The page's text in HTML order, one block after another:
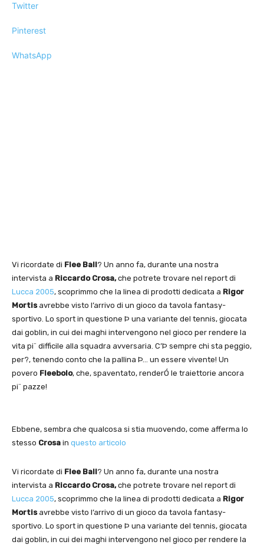
Twitter
Pinterest
WhatsApp
Vi ricordate di Flee Ball? Un anno fa, durante una nostra
intervista a Riccardo Crosa,che potrete trovare nel report di
Lucca 2005, scoprimmo che la linea di prodotti dedicata a Rigor
Mortisavrebbe visto l’arrivo di un gioco da tavola fantasy-
sportivo. Lo sport in questione Þ una variante del tennis, giocata
dai goblin, in cui dei maghi intervengono nel gioco per rendere la
vita pi¨ difficile alla squadra avversaria. C’Þ sempre chi sta peggio,
per?, tenendo conto che la pallina Þ… un essere vivente! Un
povero Fleebolo, che, spaventato, renderÓ le traiettorie ancora
pi¨ pazze!
Ebbene, sembra che qualcosa si stia muovendo, come afferma lo
stesso Crosa in questo articolo
Vi ricordate di Flee Ball? Un anno fa, durante una nostra
intervista a Riccardo Crosa,che potrete trovare nel report di
Lucca 2005, scoprimmo che la linea di prodotti dedicata a Rigor
Mortisavrebbe visto l’arrivo di un gioco da tavola fantasy-
sportivo. Lo sport in questione Þ una variante del tennis, giocata
dai goblin, in cui dei maghi intervengono nel gioco per rendere la